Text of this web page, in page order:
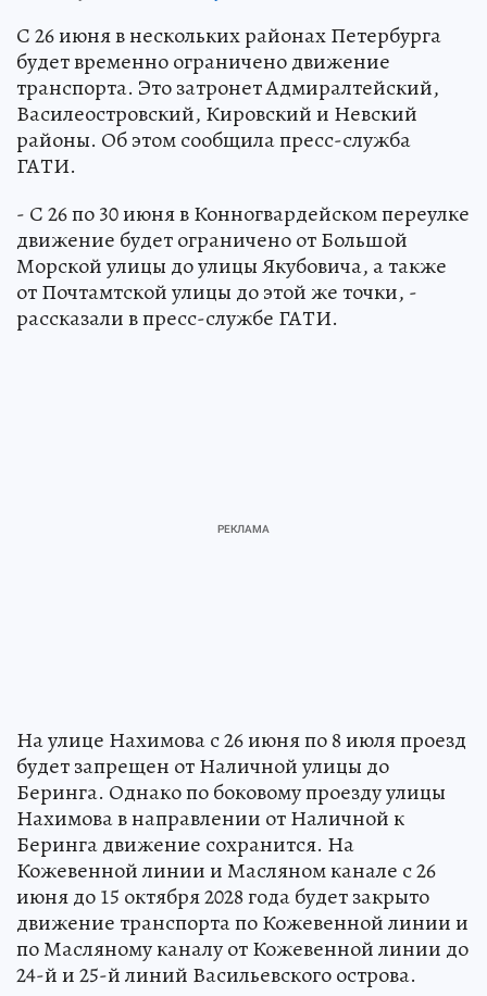
С 26 июня в нескольких районах Петербурга
будет временно ограничено движение
транспорта. Это затронет Адмиралтейский,
Василеостровский, Кировский и Невский
районы. Об этом сообщила пресс-служба
ГАТИ.
- С 26 по 30 июня в Конногвардейском переулке
движение будет ограничено от Большой
Морской улицы до улицы Якубовича, а также
от Почтамтской улицы до этой же точки, -
рассказали в пресс-службе ГАТИ.
На улице Нахимова с 26 июня по 8 июля проезд
будет запрещен от Наличной улицы до
Беринга. Однако по боковому проезду улицы
Нахимова в направлении от Наличной к
Беринга движение сохранится. На
Кожевенной линии и Масляном канале с 26
июня до 15 октября 2028 года будет закрыто
движение транспорта по Кожевенной линии и
по Масляному каналу от Кожевенной линии до
24-й и 25-й линий Васильевского острова.